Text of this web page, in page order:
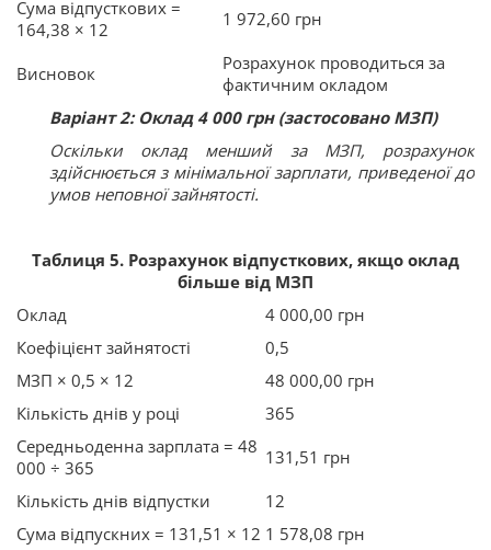
Сума відпусткових =
164,38 × 12
1 972,60 грн
Висновок
Розрахунок проводиться за
фактичним окладом
Варіант 2: Оклад 4 000 грн (застосовано МЗП)
Оскільки оклад менший за МЗП, розрахунок
здійснюється з мінімальної зарплати, приведеної до
умов неповної зайнятості.
Таблиця 5. Розрахунок відпусткових, якщо оклад
більше від МЗП
Оклад
4 000,00 грн
Коефіцієнт зайнятості
0,5
МЗП × 0,5 × 12
48 000,00 грн
Кількість днів у році
365
Середньоденна зарплата = 48
000 ÷ 365
131,51 грн
Кількість днів відпустки
12
Сума відпускних = 131,51 × 12 1 578,08 грн